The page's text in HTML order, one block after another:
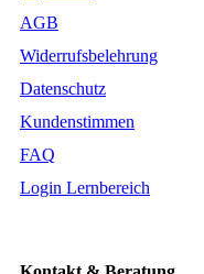
AGB
Widerrufsbelehrung
Datenschutz
Kundenstimmen
FAQ
Login Lernbereich